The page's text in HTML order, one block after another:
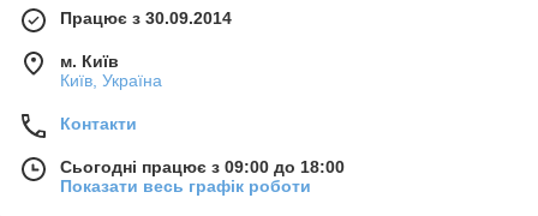
Працює з 30.09.2014
м. Київ
Київ, Україна
Контакти
Сьогодні працює з 09:00 до 18:00
Показати весь графік роботи